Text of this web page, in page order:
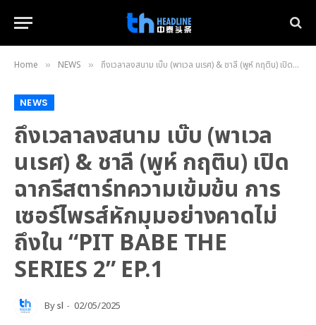
Home » NEWS » ถึงเวลาลงสนาม เบ๊บ (พาเวล นเรศ) & ชาลี (พูห์ กฤติน) เปิดฉากรีสตาร์ทความเข้มข้น การเซอร์ไพรส์หักมุมอย่างคาดไม่ถึงใน “PIT BABE THE SERIES 2” EP.1
NEWS
ถึงเวลาลงสนาม เบ๊บ (พาเวล
นเรศ) & ชาลี (พูห์ กฤติน) เปิด
ฉากรีสตาร์ทความเข้มข้น การ
เซอร์ไพรส์หักมุมอย่างคาดไม่
ถึงใน “PIT BABE THE
SERIES 2” EP.1
Bysl 02/05/2025